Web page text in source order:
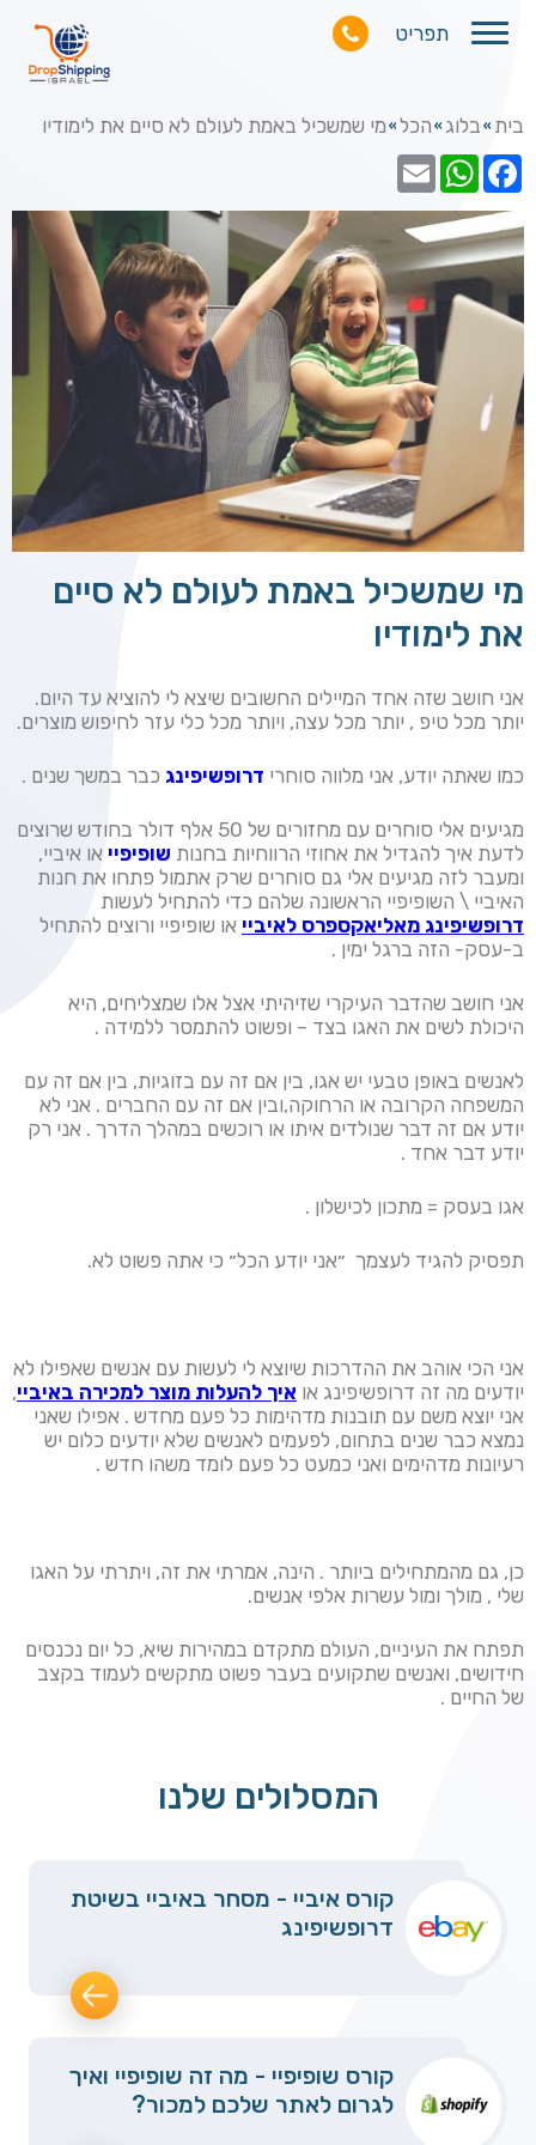
תפריט
בית » בלוג » הכל » מי שמשכיל באמת לעולם לא סיים את לימודיו
מי שמשכיל באמת לעולם לא סיים
את לימודיו
אני חושב שזה אחד המיילים החשובים שיצא לי להוציא עד היום.
יותר מכל טיפ , יותר מכל עצה, ויותר מכל כלי עזר לחיפוש מוצרים.
כמו שאתה יודע, אני מלווה סוחרי דרופשיפינג כבר במשך שנים .
מגיעים אלי סוחרים עם מחזורים של 50 אלף דולר בחודש שרוצים
לדעת איך להגדיל את אחוזי הרווחיות בחנות שופיפיי או איביי,
ומעבר לזה מגיעים אלי גם סוחרים שרק אתמול פתחו את חנות
האיביי \ השופיפיי הראשונה שלהם כדי להתחיל לעשות
דרופשיפינג מאליאקספרס לאיביי או שופיפיי ורוצים להתחיל
ב-עסק- הזה ברגל ימין .
אני חושב שהדבר העיקרי שזיהיתי אצל אלו שמצליחים, היא
היכולת לשים את האגו בצד – ופשוט להתמסר ללמידה .
לאנשים באופן טבעי יש אגו, בין אם זה עם בזוגיות, בין אם זה עם
המשפחה הקרובה או הרחוקה,ובין אם זה עם החברים . אני לא
יודע אם זה דבר שנולדים איתו או רוכשים במהלך הדרך . אני רק
יודע דבר אחד .
אגו בעסק = מתכון לכישלון .
תפסיק להגיד לעצמך ״אני יודע הכל״ כי אתה פשוט לא.
אני הכי אוהב את ההדרכות שיוצא לי לעשות עם אנשים שאפילו לא
יודעים מה זה דרופשיפינג או איך להעלות מוצר למכירה באיביי,
אני יוצא משם עם תובנות מדהימות כל פעם מחדש . אפילו שאני
נמצא כבר שנים בתחום, לפעמים לאנשים שלא יודעים כלום יש
רעיונות מדהימים ואני כמעט כל פעם לומד משהו חדש .
כן, גם מהמתחילים ביותר . הינה, אמרתי את זה, ויתרתי על האגו
שלי , מולך ומול עשרות אלפי אנשים.
תפתח את העיניים, העולם מתקדם במהירות שיא, כל יום נכנסים
חידושים, ואנשים שתקועים בעבר פשוט מתקשים לעמוד בקצב
של החיים .
המסלולים שלנו
קורס איביי - מסחר באיביי בשיטת
דרופשיפינג
קורס שופיפיי - מה זה שופיפיי ואיך
לגרום לאתר שלכם למכור?